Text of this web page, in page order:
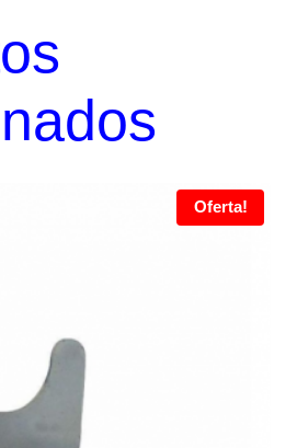
Oferta!